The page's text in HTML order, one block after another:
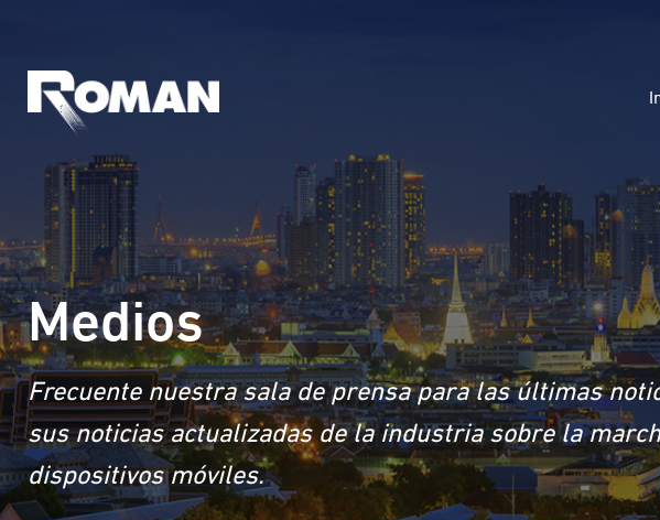
Medios
Frecuente nuestra sala de prensa para las últimas
sus noticias actualizadas de la industria sobre la
dispositivos móviles.